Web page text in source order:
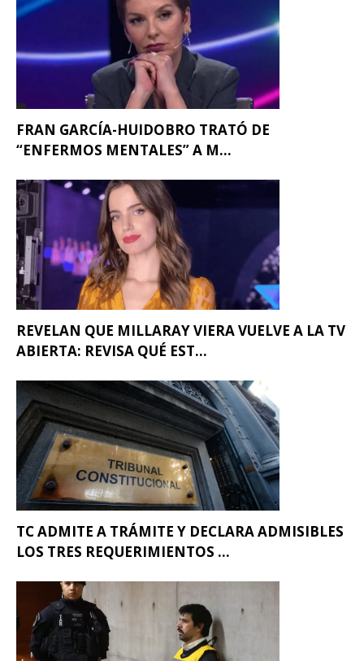
FRAN GARCÍA-HUIDOBRO TRATÓ DE
“ENFERMOS MENTALES” A M...
REVELAN QUE MILLARAY VIERA VUELVE A LA TV
ABIERTA: REVISA QUÉ EST...
TC ADMITE A TRÁMITE Y DECLARA ADMISIBLES
LOS TRES REQUERIMIENTOS ...